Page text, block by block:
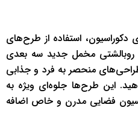
دکوراسیون، استفاده از طرح‌های
مخمل جدید سه بعدی
منحصر به فرد و جذابی
این طرح‌ها جلوه‌ای ویژه به
فضایی مدرن و خاص اضافه